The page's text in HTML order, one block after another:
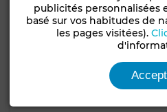
publicités
basé sur vos habitudes de
les pages visitées).